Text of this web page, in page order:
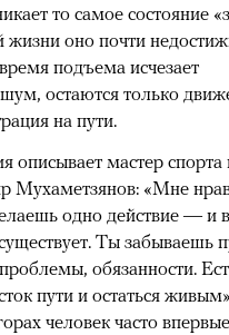
то самое состояние
жизни оно почти
подъема исчезает
остаются только
на пути.
мастер спорта
Мухаметзянов: «Мне
одно действие — и
Ты забываешь
обязанности.
пути и остаться
человек часто впервые